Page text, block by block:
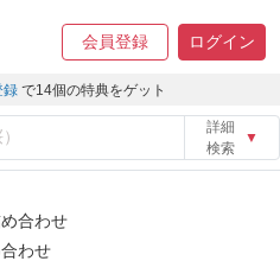
会員登録 ログイン
録 で14個の特典をゲット
詳細
検索
▼
合わせ
わせ